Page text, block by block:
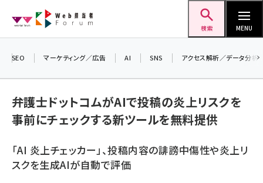
ン
検索 MENU
ai (2811)
SEO マーケティング／広告 AI SNS アクセス解析／データ分析
弁護士ドットコムがAIで投稿の炎上リスクを
事前にチェックする新ツールを無料提供
「AI 炎上チェッカー」、投稿内容の誹謗中傷性や炎上リ
スクを生成AIが自動で評価